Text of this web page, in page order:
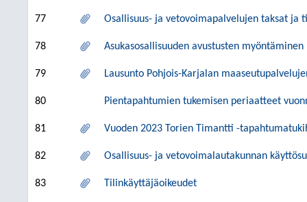
77 Osallisuus- ja vetovoimapalvelujen taksat ja
78 Asukasosallisuuden avustusten myöntäminen
79 Lausunto Pohjois-Karjalan
80 Pientapahtumien tukemisen periaatteet
81 Vuoden 2023 Torien Timantti -
82 Osallisuus- ja vetovoimalautakunnan
83 Tilinkäyttäjäoikeudet